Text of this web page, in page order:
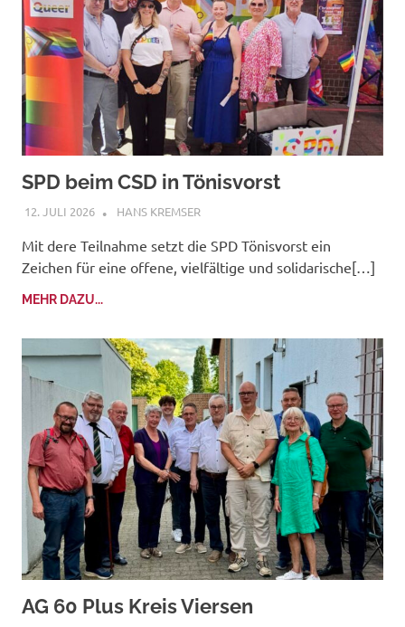
SPD beim CSD in Tönisvorst
12. JULI 2026 HANS KREMSER
Mit dere Teilnahme setzt die SPD Tönisvorst ein
Zeichen für eine offene, vielfältige und solidarische[…]
MEHR DAZU...
AG 60 Plus Kreis Viersen